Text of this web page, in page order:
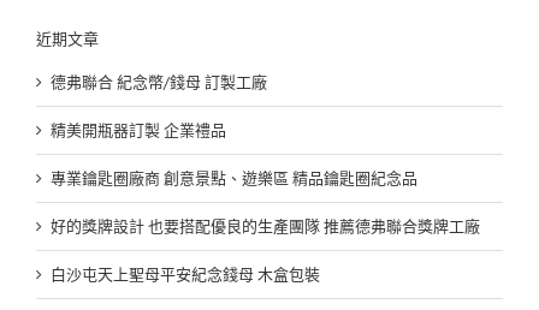
近期文章
德弗聯合 紀念幣/錢母 訂製工廠
精美開瓶器訂製 企業禮品
專業鑰匙圈廠商 創意景點、遊樂區 精品鑰匙圈紀念品
好的獎牌設計 也要搭配優良的生產團隊 推薦德弗聯合獎牌工廠
白沙屯天上聖母平安紀念錢母 木盒包裝